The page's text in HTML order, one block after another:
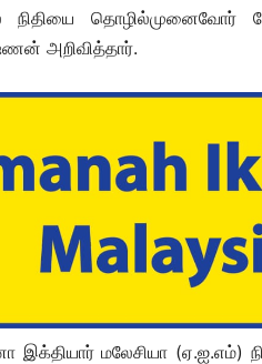
தொழில்முனைவோர்
அறிவித்தார்.
இக்தியார் மலேசியா (ஏ.ஐ.எம்)